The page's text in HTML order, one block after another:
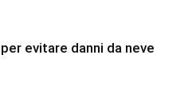
evitare danni da neve